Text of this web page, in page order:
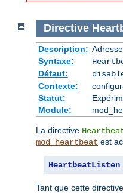
Directive
Description:
Syntaxe:
Défaut:
Contexte:
Statut:
Module:
La directive
mod_heartbeat est
HeartbeatListen
Tant que cette